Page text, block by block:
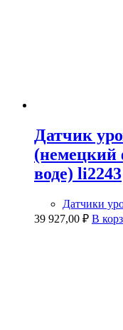
Датчик
(немецкий
воде) li2243
Датчики
39 927,00 ₽ В